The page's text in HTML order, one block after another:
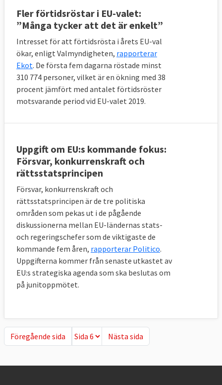
Fler förtidsröstar i EU-valet:
”Många tycker att det är enkelt”
Intresset för att förtidsrösta i årets EU-val
ökar, enligt Valmyndigheten, rapporterar
Ekot. De första fem dagarna röstade minst
310 774 personer, vilket är en ökning med 38
procent jämfört med antalet förtidsröster
motsvarande period vid EU-valet 2019.
Uppgift om EU:s kommande fokus:
Försvar, konkurrenskraft och
rättsstatsprincipen
Försvar, konkurrenskraft och
rättsstatsprincipen är de tre politiska
områden som pekas ut i de pågående
diskussionerna mellan EU-ländernas stats-
och regeringschefer som de viktigaste de
kommande fem åren, rapporterar Politico.
Uppgifterna kommer från senaste utkastet av
EU:s strategiska agenda som ska beslutas om
på junitoppmötet.
Föregående sida
Föregående sida Nästa sida
Nästa sida